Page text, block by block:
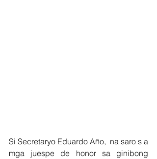
Si Secretaryo Eduardo Año,  na saro s a
mga juespe de honor sa ginibong